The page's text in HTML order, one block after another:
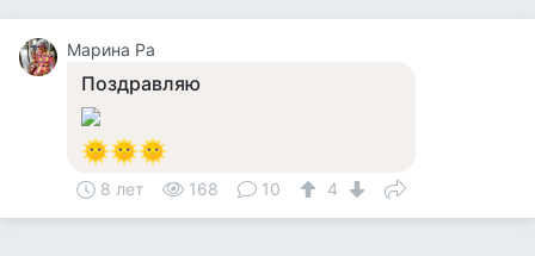
Марина Ра
Поздравляю
8 лет 168 10 4